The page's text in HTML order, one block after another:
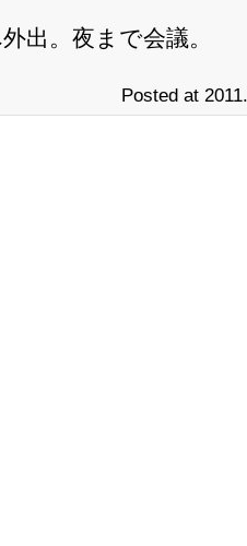
出。夜まで会議。
Posted at